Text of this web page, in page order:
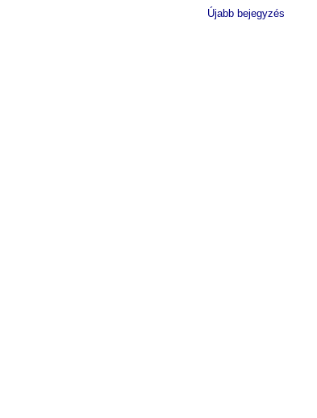
Újabb bejegyzés